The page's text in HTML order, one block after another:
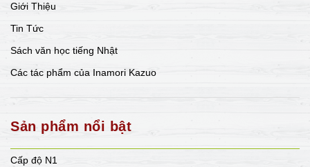
Giới Thiệu
Tin Tức
Sách văn học tiếng Nhật
Các tác phẩm của Inamori Kazuo
Sản phẩm nổi bật
Cấp độ N1